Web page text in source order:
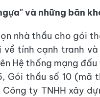
và những băn
nhà thầu cho gói
về tính cạnh tranh
Hệ thống mạng
Gói thầu số 10 (mã
ty TNHH xây